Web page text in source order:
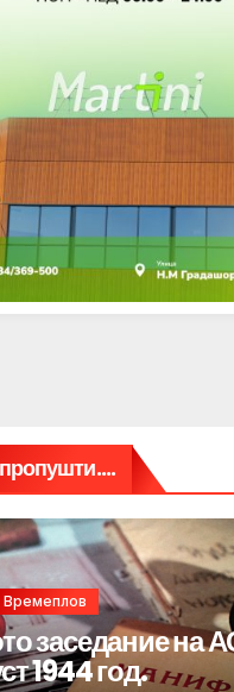
Времеплов
заседание на
1944 год.